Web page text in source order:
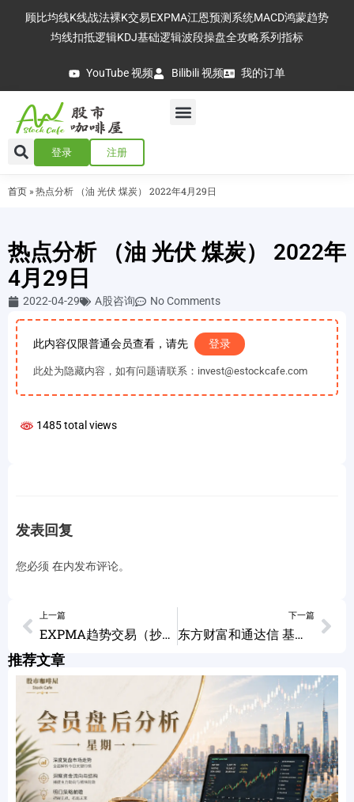
顾比均线K线战法裸K交易EXPMA江恩预测系统MACD鸿蒙趋势
均线扣抵逻辑KDJ基础逻辑波段操盘全攻略系列指标
YouTube 视频 Bilibili 视频 我的订单
登录 注册
首页 » 热点分析 （油 光伏 煤炭） 2022年4月29日
热点分析 （油 光伏 煤炭） 2022年
4月29日
2022-04-29 A股咨询 No Comments
此内容仅限普通会员查看，请先 登录
此处为隐藏内容，如有问题请联系：invest@estockcafe.com
1485 total views
发表回复
您必须 在内发布评论。
上一篇
EXPMA趋势交易（抄底逃顶） 全套指标下载
下一篇
东方财富和通达信 基础操作介绍
推荐文章